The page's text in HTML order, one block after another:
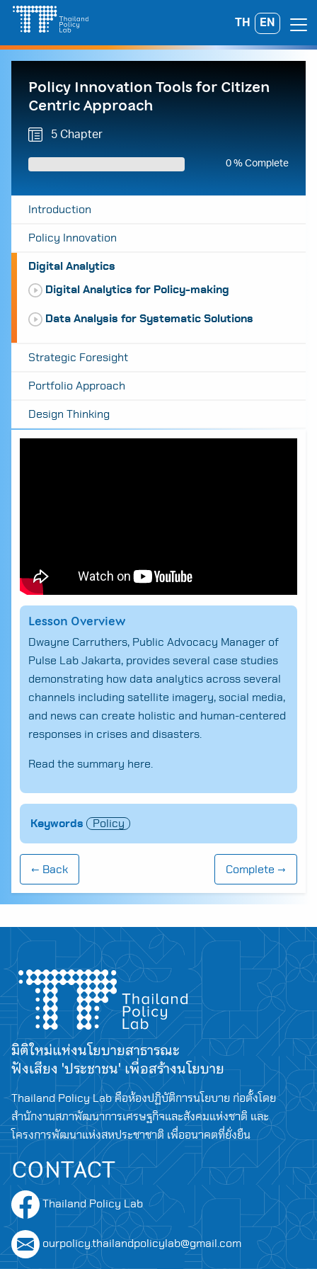
Skip
content
TH EN
A A A
Search
for:
Search
Policy Innovation Tools for Citizen
Centric Approach
5 Chapter
0 % Complete
Introduction
Policy Innovation
Digital Analytics
Digital Analytics for Policy-making
Data Analysis for Systematic Solutions
Strategic Foresight
Portfolio Approach
Design Thinking
Lesson Overview
Dwayne Carruthers, Public Advocacy Manager of
Pulse Lab Jakarta, provides several case studies
demonstrating how data analytics across several
channels including satellite imagery, social media,
and news can create holistic and human-centered
responses in crises and disasters.
Read the summary here.
Keywords Policy
← Back Complete →
มิติใหม่แห่งนโยบายสาธารณะ
ฟังเสียง 'ประชาชน' เพื่อสร้างนโยบาย
Thailand Policy Lab คือห้องปฏิบัติการนโยบาย ก่อตั้งโดย
สำนักงานสภาพัฒนาการเศรษฐกิจและสังคมแห่งชาติ และ
โครงการพัฒนาแห่งสหประชาชาติ เพื่ออนาคตที่ยั่งยืน
CONTACT
Thailand Policy Lab
ourpolicy.thailandpolicylab@gmail.com